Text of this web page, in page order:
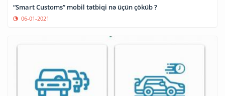
“Smart Customs” mobil tətbiqi nə üçün çöküb ?
06-01-2021